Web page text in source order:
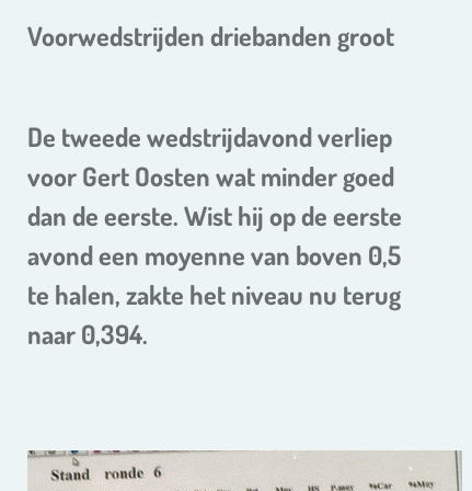
Voorwedstrijden driebanden groot
De tweede wedstrijdavond verliep
voor Gert Oosten wat minder goed
dan de eerste. Wist hij op de eerste
avond een moyenne van boven 0,5
te halen, zakte het niveau nu terug
naar 0,394.